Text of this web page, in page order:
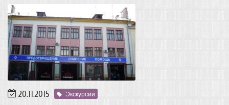
20.11.2015 Экскурсии